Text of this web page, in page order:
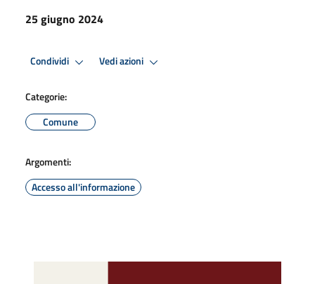
25 giugno 2024
Condividi Vedi azioni
Categorie:
Comune
Argomenti:
Accesso all'informazione